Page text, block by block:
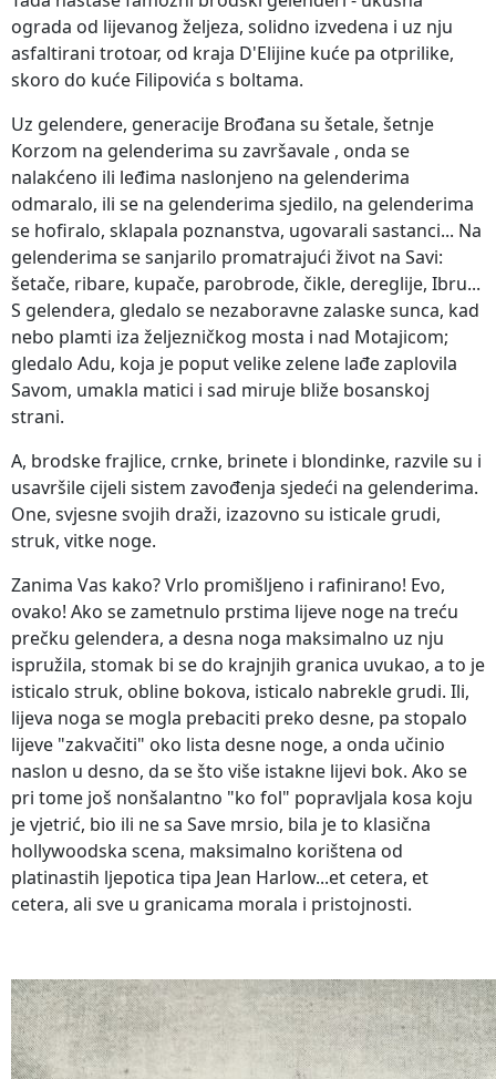
ograda od lijevanog željeza, solidno izvedena i uz nju
asfaltirani trotoar, od kraja D'Elijine kuće pa otprilike,
skoro do kuće Filipovića s boltama.
Uz gelendere, generacije Brođana su šetale, šetnje
Korzom na gelenderima su završavale , onda se
nalakćeno ili leđima naslonjeno na gelenderima
odmaralo, ili se na gelenderima sjedilo, na gelenderima
se hofiralo, sklapala poznanstva, ugovarali sastanci... Na
gelenderima se sanjarilo promatrajući život na Savi:
šetače, ribare, kupače, parobrode, čikle, dereglije, Ibru...
S gelendera, gledalo se nezaboravne zalaske sunca, kad
nebo plamti iza željezničkog mosta i nad Motajicom;
gledalo Adu, koja je poput velike zelene lađe zaplovila
Savom, umakla matici i sad miruje bliže bosanskoj
strani.
A, brodske frajlice, crnke, brinete i blondinke, razvile su i
usavršile cijeli sistem zavođenja sjedeći na gelenderima.
One, svjesne svojih draži, izazovno su isticale grudi,
struk, vitke noge.
Zanima Vas kako? Vrlo promišljeno i rafinirano! Evo,
ovako! Ako se zametnulo prstima lijeve noge na treću
prečku gelendera, a desna noga maksimalno uz nju
ispružila, stomak bi se do krajnjih granica uvukao, a to je
isticalo struk, obline bokova, isticalo nabrekle grudi. Ili,
lijeva noga se mogla prebaciti preko desne, pa stopalo
lijeve "zakvačiti" oko lista desne noge, a onda učinio
naslon u desno, da se što više istakne lijevi bok. Ako se
pri tome još nonšalantno "ko fol" popravljala kosa koju
je vjetrić, bio ili ne sa Save mrsio, bila je to klasična
hollywoodska scena, maksimalno korištena od
platinastih ljepotica tipa Jean Harlow...et cetera, et
cetera, ali sve u granicama morala i pristojnosti.